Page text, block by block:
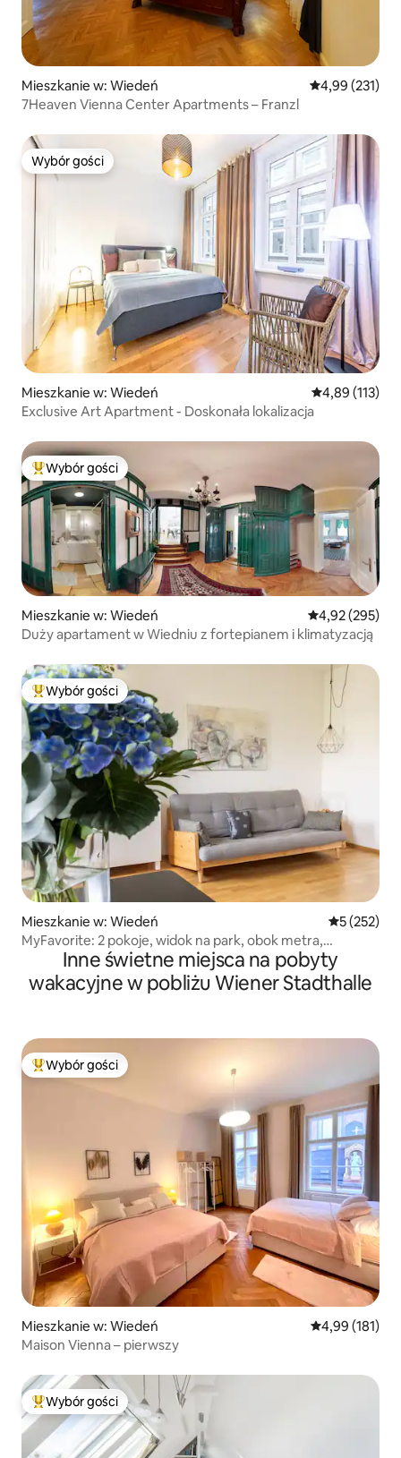
Mieszkanie w: Wiedeń Średnia
4,99 (231)
7Heaven Vienna Center Apartments – Franzl
Wybór gości
Wybór gości
Mieszkanie w: Wiedeń Średnia
4,89 (113)
Exclusive Art Apartment - Doskonała lokalizacja
Najpopularniejsze z kategorii Wybór gości
Wybór gości
Mieszkanie w: Wiedeń Średnia
4,92 (295)
Duży apartament w Wiedniu z fortepianem i klimatyzacją
Najpopularniejsze z kategorii Wybór gości
Wybór gości
Mieszkanie w: Wiedeń Średnia
5 (252)
MyFavorite: 2 pokoje, widok na park, obok metra,
klimatyzacjaInne świetne miejsca na pobyty
wakacyjne w pobliżu Wiener Stadthalle
Najpopularniejsze z kategorii Wybór gości
Wybór gości
Mieszkanie w: Wiedeń Średnia
4,99 (181)
Maison Vienna – pierwszy
Najpopularniejsze z kategorii Wybór gości
Wybór gości